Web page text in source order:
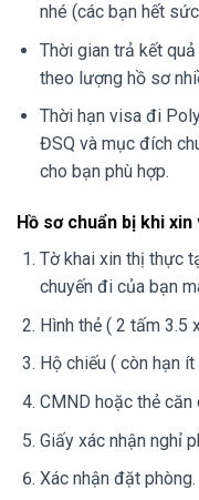
nhé (các bạn hết
Thời gian trả kết
theo lượng hồ sơ
Thời hạn visa đi
ĐSQ và mục đích
cho bạn phù hợp.
Hồ sơ chuẩn bị khi
Tờ khai xin thị thực
chuyến đi của bạn
Hình thẻ ( 2 tấm 3.5
Hộ chiếu ( còn hạn
CMND hoặc thẻ căn
Giấy xác nhận nghỉ
Xác nhận đặt phòng.